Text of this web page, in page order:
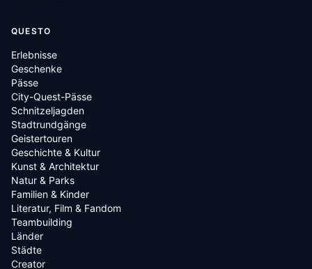
QUESTO
Erlebnisse
Geschenke
Pässe
City-Quest-Pässe
Schnitzeljagden
Stadtrundgänge
Geistertouren
Geschichte & Kultur
Kunst & Architektur
Natur & Parks
Familien & Kinder
Literatur, Film & Fandom
Teambuilding
Länder
Städte
Creator